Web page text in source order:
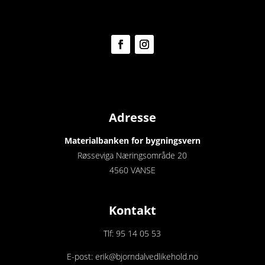
Adresse
Materialbanken for bygningsvern
Røsseviga Næringsområde 20
4560 VANSE
Kontakt
Tlf: 95 14 05 53
E-post: erik@bjorndalvedlikehold.no